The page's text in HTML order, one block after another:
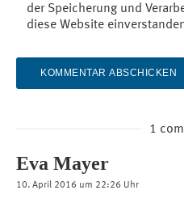
der Speicherung und
diese Website
1
Eva Mayer
10. April 2016 um 22:26 Uhr